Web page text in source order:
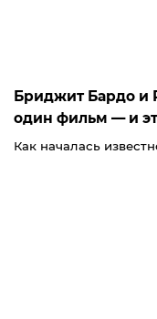
Бриджит Бардо и
один фильм — и
Как началась